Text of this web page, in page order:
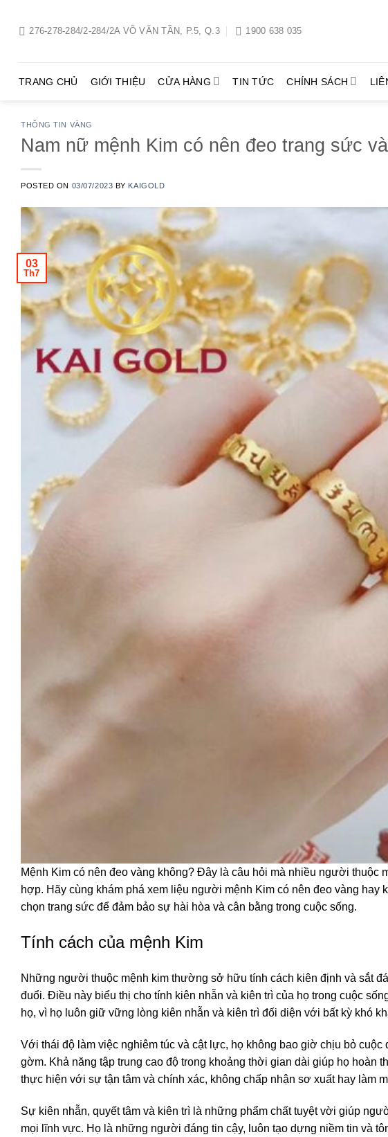
dung
276-278-284/2-284/2A VÕ VĂN TẦN, P.5, Q.3 1900 638 035
TRANG CHỦ GIỚI THIỆU CỬA HÀNG TIN TỨC CHÍNH SÁCH
THÔNG TIN VÀNG
Nam nữ mệnh Kim có nên đeo trang sức
POSTED ON 03/07/2023 BY KAIGOLD
03
Th7
Mệnh Kim có nên đeo vàng không? Đây là câu hỏi mà nhiều người thuộc
hợp. Hãy cùng khám phá xem liệu người mệnh Kim có nên đeo vàng
chọn trang sức để đảm bảo sự hài hòa và cân bằng trong cuộc sống.
Tính cách của mệnh Kim
Những người thuộc mệnh kim thường sở hữu tính cách kiên định và sắt
đuổi. Điều này biểu thị cho tính kiên nhẫn và kiên trì của họ trong cuộc
họ, vì họ luôn giữ vững lòng kiên nhẫn và kiên trì đối diện với bất kỳ khó
Với thái độ làm việc nghiêm túc và cật lực, họ không bao giờ chịu bỏ
gờm. Khả năng tập trung cao độ trong khoảng thời gian dài giúp họ hoàn
thực hiện với sự tận tâm và chính xác, không chấp nhận sơ xuất hay làm
Sự kiên nhẫn, quyết tâm và kiên trì là những phẩm chất tuyệt vời giúp
mọi lĩnh vực. Họ là những người đáng tin cậy, luôn tạo dựng niềm tin và